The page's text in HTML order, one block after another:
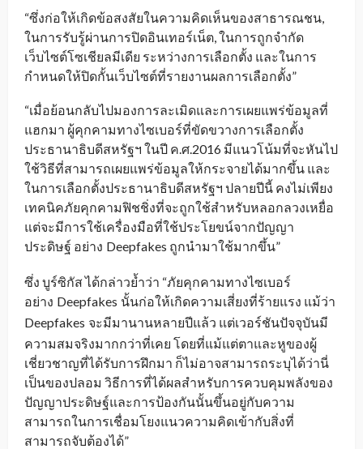
“ซึ่งก่อให้เกิดข้อสงสัยในความคิดเห็นของสาธารณชน,
ในการรับรู้ผ่านการปิดอินเทอร์เน็ต, ในการถูกจำกัด
เว็บไซต์โซเชียลมีเดีย ระหว่างการเลือกตั้ง และในการ
กำหนดให้ปิดกั้นเว็บไซต์ที่รายงานผลการเลือกตั้ง”
“เมื่อย้อนกลับไปมองการละเมิดและการเผยแพร่ข้อมูลที่
แฮกมา ผู้คุกคามทางไซเบอร์ที่ขัดขวางการเลือกตั้ง
ประธานาธิบดีสหรัฐฯ ในปี ค.ศ.2016 มีแนวโน้มที่จะหันไป
ใช้วิธีที่สามารถเผยแพร่ข้อมูลให้กระจายได้มากขึ้น และ
ในการเลือกตั้งประธานาธิบดีสหรัฐฯ ปลายปีนี้ คงไม่เพียง
เทคนิคภัยคุกคามฟิชชิ่งที่จะถูกใช้สำหรับหลอกลวงเหยื่อ
แต่จะมีการใช้เครื่องมือที่ใช้ประโยขน์จากปัญญา
ประดิษฐ์ อย่าง Deepfakes ถูกนำมาใช้มากขึ้น”
ซึ่ง บูร์ซิกัส ได้กล่าวย้ำว่า “ภัยคุกคามทางไซเบอร์
อย่าง Deepfakes นั้นก่อให้เกิดความเสี่ยงที่ร้ายแรง แม้ว่า
Deepfakes จะมีมานานหลายปีแล้ว แต่เวอร์ชันปัจจุบันมี
ความสมจริงมากกว่าที่เคย โดยที่แม้แต่ตาและหูของผู้
เชี่ยวชาญที่ได้รับการฝึกมา ก็ไม่อาจสามารถระบุได้ว่านี่
เป็นของปลอม วิธีการที่ได้ผลสำหรับการควบคุมพลังของ
ปัญญาประดิษฐ์และการป้องกันนั้นขึ้นอยู่กับความ
สามารถในการเชื่อมโยงแนวความคิดเข้ากับสิ่งที่
สามารถจับต้องได้”